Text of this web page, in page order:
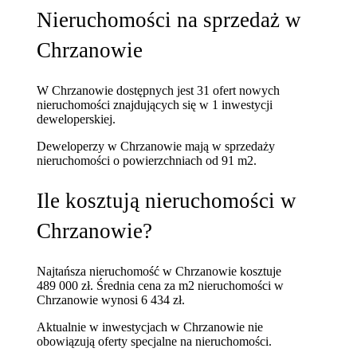
Nieruchomości na sprzedaż w
Chrzanowie
W Chrzanowie dostępnych jest 31 ofert nowych
nieruchomości znajdujących się w 1 inwestycji
deweloperskiej.
Deweloperzy w Chrzanowie mają w sprzedaży
nieruchomościo powierzchniach od 91 m2.
Ile kosztują nieruchomości w
Chrzanowie?
Najtańsza nieruchomość w Chrzanowie kosztuje
489 000 zł. Średnia cena za m2 nieruchomości w
Chrzanowie wynosi 6 434 zł.
Aktualnie w inwestycjach w Chrzanowie nie
obowiązują oferty specjalne na nieruchomości.